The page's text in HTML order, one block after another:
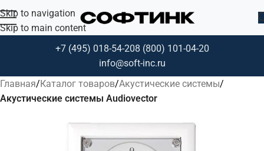
Skip to navigation
Skip to main content
+7 (495) 018-54-208 (800) 101-04-20
info@soft-inc.ru
Главная Каталог товаров Акустические системы
Акустические системы Audiovector